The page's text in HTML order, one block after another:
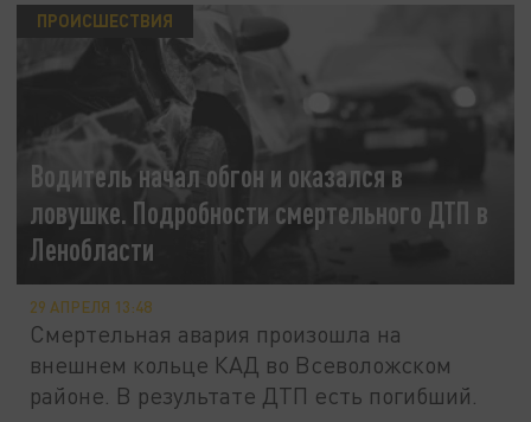
Водитель начал обгон и оказался в
ловушке. Подробности смертельного ДТП в
Ленобласти
ПРОИСШЕСТВИЯ
29 АПРЕЛЯ 13:48
Смертельная авария произошла на
внешнем кольце КАД во Всеволожском
районе. В результате ДТП есть погибший.